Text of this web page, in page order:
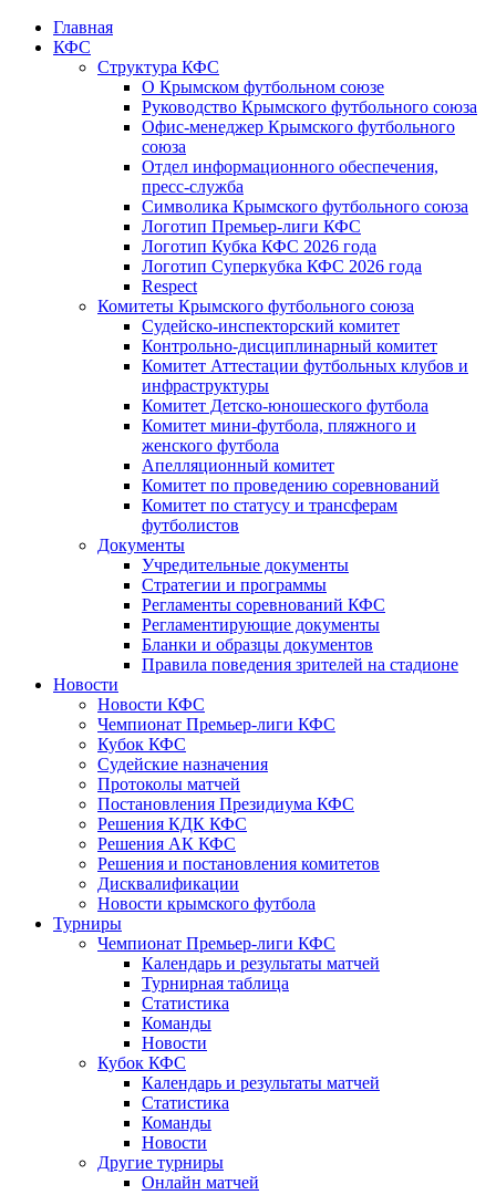
Главная
КФС
Структура КФС
О Крымском футбольном союзе
Руководство Крымского футбольного союза
Офис-менеджер Крымского футбольного
союза
Отдел информационного обеспечения,
пресс-служба
Символика Крымского футбольного союза
Логотип Премьер-лиги КФС
Логотип Кубка КФС 2026 года
Логотип Суперкубка КФС 2026 года
Respect
Комитеты Крымского футбольного союза
Судейско-инспекторский комитет
Контрольно-дисциплинарный комитет
Комитет Аттестации футбольных клубов и
инфраструктуры
Комитет Детско-юношеского футбола
Комитет мини-футбола, пляжного и
женского футбола
Апелляционный комитет
Комитет по проведению соревнований
Комитет по статусу и трансферам
футболистов
Документы
Учредительные документы
Стратегии и программы
Регламенты соревнований КФС
Регламентирующие документы
Бланки и образцы документов
Правила поведения зрителей на стадионе
Новости
Новости КФС
Чемпионат Премьер-лиги КФС
Кубок КФС
Судейские назначения
Протоколы матчей
Постановления Президиума КФС
Решения КДК КФС
Решения АК КФС
Решения и постановления комитетов
Дисквалификации
Новости крымского футбола
Турниры
Чемпионат Премьер-лиги КФС
Календарь и результаты матчей
Турнирная таблица
Статистика
Команды
Новости
Кубок КФС
Календарь и результаты матчей
Статистика
Команды
Новости
Другие турниры
Онлайн матчей